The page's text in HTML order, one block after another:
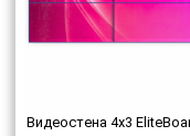
Видеостена 4x3